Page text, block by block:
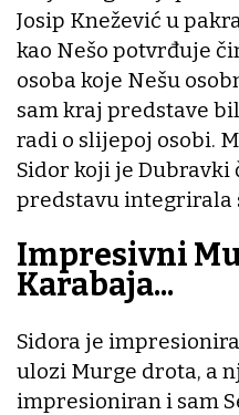
Josip Knežević u
kao Nešo potvrđuje
osoba koje Nešu
sam kraj predstave
radi o slijepoj osobi.
Sidor koji je Dubravki
predstavu integrirala
Impresivni
Karabaja...
Sidora je
ulozi Murge drota, a
impresioniran i sam